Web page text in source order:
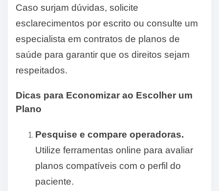
Caso surjam dúvidas, solicite
esclarecimentos por escrito ou consulte um
especialista em contratos de planos de
saúde para garantir que os direitos sejam
respeitados.
Dicas para Economizar ao Escolher um
Plano
Pesquise e compare operadoras.
Utilize ferramentas online para avaliar
planos compatíveis com o perfil do
paciente.